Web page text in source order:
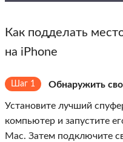
Как подделать
на iPhone
Шаг 1 Обнаружить
Установите лучший
компьютер и запустите
Mac. Затем подключите